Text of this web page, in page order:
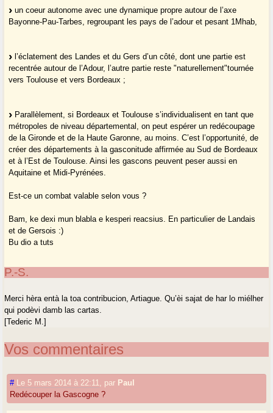
un coeur autonome avec une dynamique propre autour de l’axe
Bayonne-Pau-Tarbes, regroupant les pays de l’adour et pesant 1Mhab,
l’éclatement des Landes et du Gers d’un côté, dont une partie est
recentrée autour de l’Adour, l’autre partie reste "naturellement"tournée
vers Toulouse et vers Bordeaux ;
Parallèlement, si Bordeaux et Toulouse s’individualisent en tant que
métropoles de niveau départemental, on peut espérer un redécoupage
de la Gironde et de la Haute Garonne, au moins. C’est l’opportunité, de
créer des départements à la gasconitude affirmée au Sud de Bordeaux
et à l’Est de Toulouse. Ainsi les gascons peuvent peser aussi en
Aquitaine et Midi-Pyrénées.
Est-ce un combat valable selon vous ?
Bam, ke dexi mun blabla e kesperi reacsius. En particulier de Landais
et de Gersois :)
Bu dio a tuts
P.-S.
Merci hèra entà la toa contribucion, Artiague. Qu’èi sajat de har lo miélher
qui podèvi damb las cartas.
[Tederic M.]
Vos commentaires
# Le 5 mars 2014 à 22:11 par Paul
Redécouper la Gascogne ?